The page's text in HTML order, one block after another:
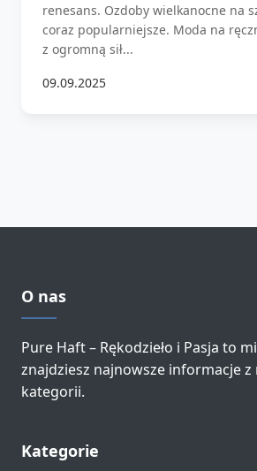
renesans. Ozdoby wielkanocne na
coraz popularniejsze. Moda na
z ogromną sił...
09.09.2025
O nas
Pure Haft – Rękodzieło i Pasja to
znajdziesz najnowsze informacje z
kategorii.
Kategorie